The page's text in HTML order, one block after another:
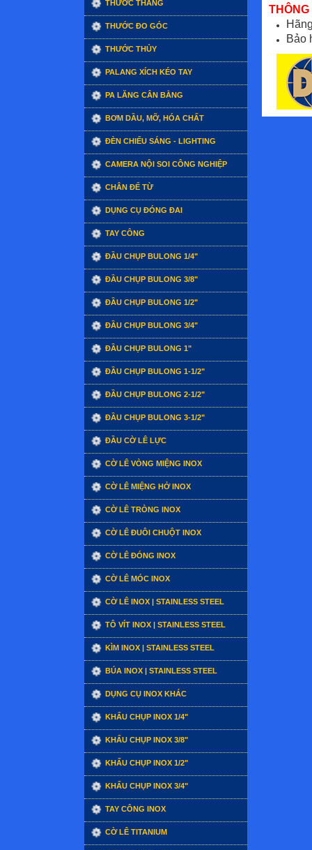
THƯỚC THẲNG
THƯỚC ĐO GÓC
THƯỚC THỦY
PALANG XÍCH KÉO TAY
PA LĂNG CÂN BẰNG
BƠM DẦU, MỠ, HÓA CHẤT
ĐÈN CHIẾU SÁNG - LIGHTING
CAMERA NỘI SOI CÔNG NGHIỆP
CHÂN ĐẾ TỪ
DỤNG CỤ ĐÓNG ĐAI
TAY CÔNG
ĐẦU CHỤP BULONG 1/4"
ĐẦU CHỤP BULONG 3/8"
ĐẦU CHỤP BULONG 1/2"
ĐẦU CHỤP BULONG 3/4"
ĐẦU CHỤP BULONG 1"
ĐẦU CHỤP BULONG 1-1/2"
ĐẦU CHỤP BULONG 2-1/2"
ĐẦU CHỤP BULONG 3-1/2"
ĐẦU CỜ LÊ LỰC
CỜ LÊ VÒNG MIỆNG INOX
CỜ LÊ MIỆNG HỞ INOX
CỜ LÊ TRÒNG INOX
CỜ LÊ ĐUÔI CHUỘT INOX
CỜ LÊ ĐÓNG INOX
CỜ LÊ MÓC INOX
CỜ LÊ INOX | STAINLESS STEEL
TÔ VÍT INOX | STAINLESS STEEL
KÌM INOX | STAINLESS STEEL
BÚA INOX | STAINLESS STEEL
DỤNG CỤ INOX KHÁC
KHẨU CHỤP INOX 1/4"
KHẨU CHỤP INOX 3/8"
KHẨU CHỤP INOX 1/2"
KHẨU CHỤP INOX 3/4"
TAY CÔNG INOX
CỜ LÊ TITANIUM
Bảo